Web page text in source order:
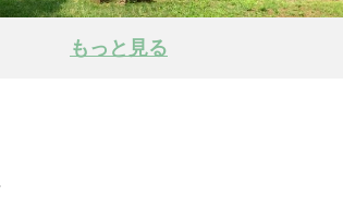
もっと見る